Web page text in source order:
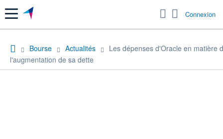
Menu Connexion
Bourse Actualités
Les dépenses d'Oracle en matière
l'augmentation de sa dette